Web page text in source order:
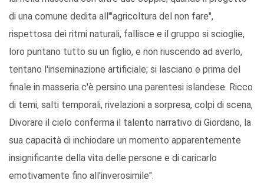
di una comune dedita all'"agricoltura del non fare",
rispettosa dei ritmi naturali, fallisce e il gruppo si scioglie,
loro puntano tutto su un figlio, e non riuscendo ad averlo,
tentano l'inseminazione artificiale; si lasciano e prima del
finale in masseria c'è persino una parentesi islandese. Ricco
di temi, salti temporali, rivelazioni a sorpresa, colpi di scena,
Divorare il cielo conferma il talento narrativo di Giordano, la
sua capacità di inchiodare un momento apparentemente
insignificante della vita delle persone e di caricarlo
emotivamente fino all'inverosimile".